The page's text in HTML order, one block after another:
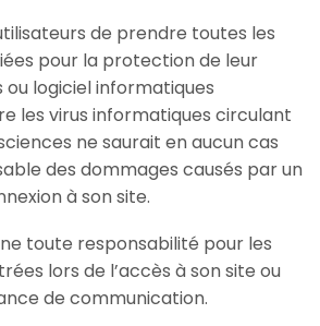
de prendre toutes les
pour la protection de leur
logiciel informatiques
les virus informatiques circulant
ne saurait en aucun cas
des dommages causés par un
à son site.
toute responsabilité pour les
lors de l’accès à son site ou
de communication.